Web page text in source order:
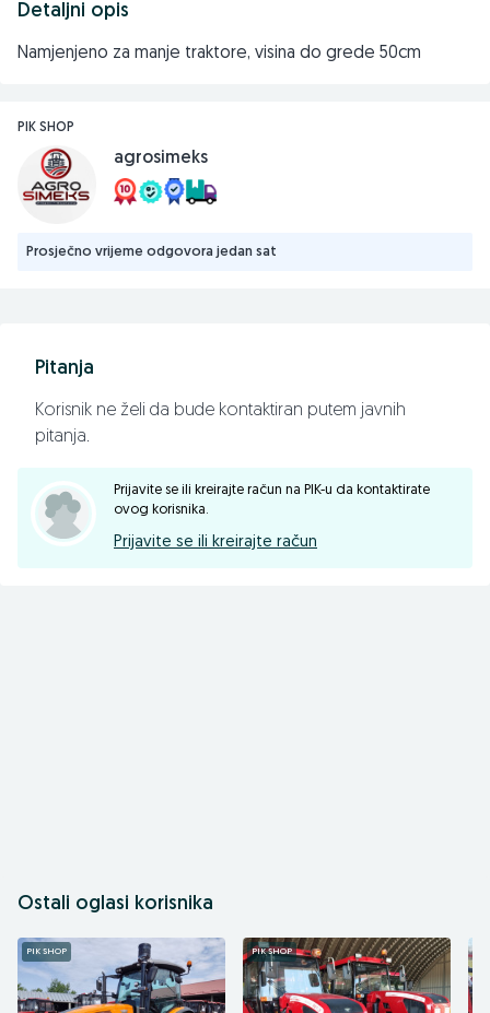
Detaljni opis
Namjenjeno za manje traktore, visina do grede 50cm
PIK SHOP
agrosimeks
Prosječno vrijeme odgovora jedan sat
Pitanja
Korisnik ne želi da bude kontaktiran putem javnih
pitanja.
Prijavite se ili kreirajte račun na PIK-u da kontaktirate
ovog korisnika.
Prijavite se ili kreirajte račun
Ostali oglasi korisnika
PIK SHOP PIK SHOP